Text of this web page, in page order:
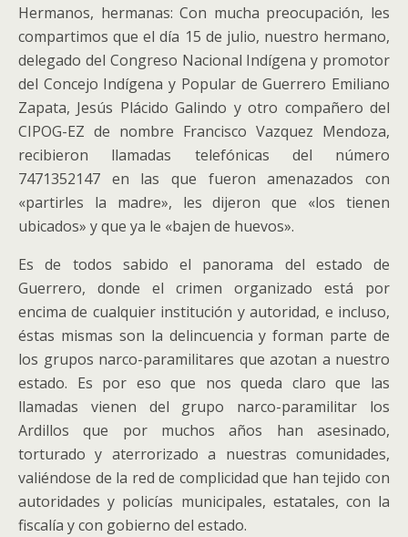
Hermanos, hermanas: Con mucha preocupación, les
compartimos que el día 15 de julio, nuestro hermano,
delegado del Congreso Nacional Indígena y promotor
del Concejo Indígena y Popular de Guerrero Emiliano
Zapata, Jesús Plácido Galindo y otro compañero del
CIPOG-EZ de nombre Francisco Vazquez Mendoza,
recibieron llamadas telefónicas del número
7471352147 en las que fueron amenazados con
«partirles la madre», les dijeron que «los tienen
ubicados» y que ya le «bajen de huevos».
Es de todos sabido el panorama del estado de
Guerrero, donde el crimen organizado está por
encima de cualquier institución y autoridad, e incluso,
éstas mismas son la delincuencia y forman parte de
los grupos narco-paramilitares que azotan a nuestro
estado. Es por eso que nos queda claro que las
llamadas vienen del grupo narco-paramilitar los
Ardillos que por muchos años han asesinado,
torturado y aterrorizado a nuestras comunidades,
valiéndose de la red de complicidad que han tejido con
autoridades y policías municipales, estatales, con la
fiscalía y con gobierno del estado.